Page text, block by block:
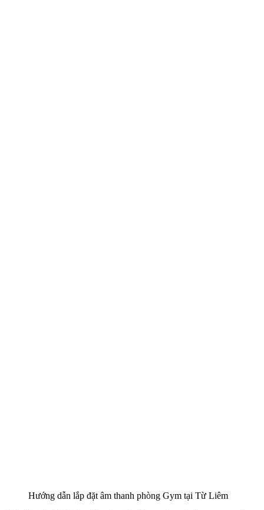
Hướng dẫn lắp đặt âm thanh phòng Gym tại Từ Liêm